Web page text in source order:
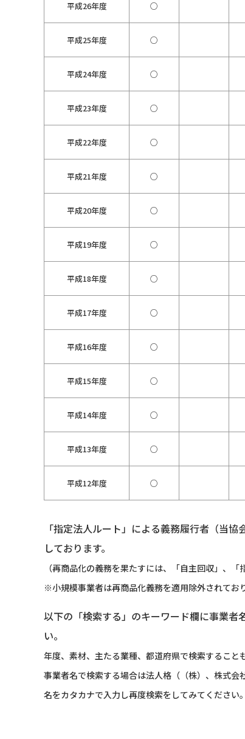
平成26年度 ○
平成25年度 ○
平成24年度 ○
平成23年度 ○
平成22年度 ○
平成21年度 ○
平成20年度 ○
平成19年度 ○
平成18年度 ○
平成17年度 ○
平成16年度 ○
平成15年度 ○
平成14年度 ○
平成13年度 ○
平成12年度 ○
「指定法人ルート」による義務履行者（当
しております。
（再商品化の義務を果たすには、「自主回収」、
※小規模事業者は再商品化義務を適用除外されてお
以下の「検索する」のキーワード欄に事業
い。
年度、素材、主たる業種、都道府県で検索すること
事業者名で検索する場合は法人格（（株）、株式
名をカタカナで入力し再度検索をしてみてください